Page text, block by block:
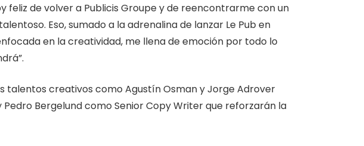
feliz de volver a Publicis Groupe y de reencontrarme con un
Eso, sumado a la adrenalina de lanzar Le Pub en
en la creatividad, me llena de emoción por todo lo
talentos creativos como Agustín Osman y Jorge Adrover
Bergelund como Senior Copy Writer que reforzarán la